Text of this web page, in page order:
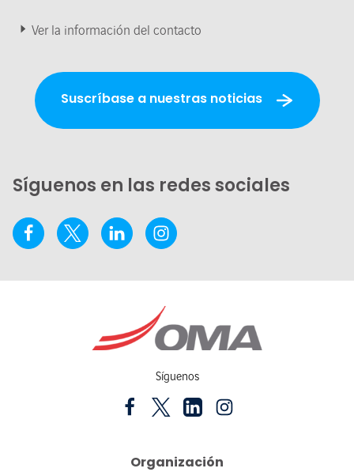
Ver la información del contacto
Suscríbase a nuestras noticias
Síguenos en las redes sociales
Síguenos
Organización